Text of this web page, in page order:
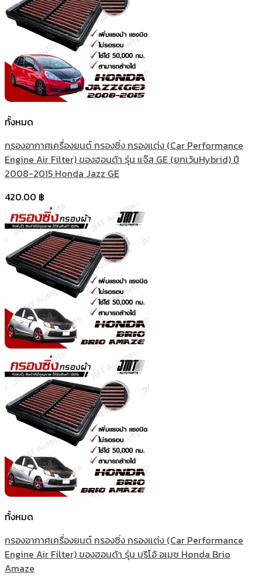
ทั้งหมด
กรองอากาศเครื่องยนต์ กรองซิ่ง กรองแต่ง (Car Performance
Engine Air Filter) ของฮอนด้า รุ่น แจ๊ส GE (ยกเว้นHybrid) ปี
2008-2015 Honda Jazz GE
420.00 ฿
ทั้งหมด
กรองอากาศเครื่องยนต์ กรองซิ่ง กรองแต่ง (Car Performance
Engine Air Filter) ของฮอนด้า รุ่น บริโอ้ อเมซ Honda Brio
Amaze